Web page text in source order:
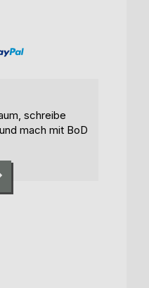
schreibe
mach mit BoD